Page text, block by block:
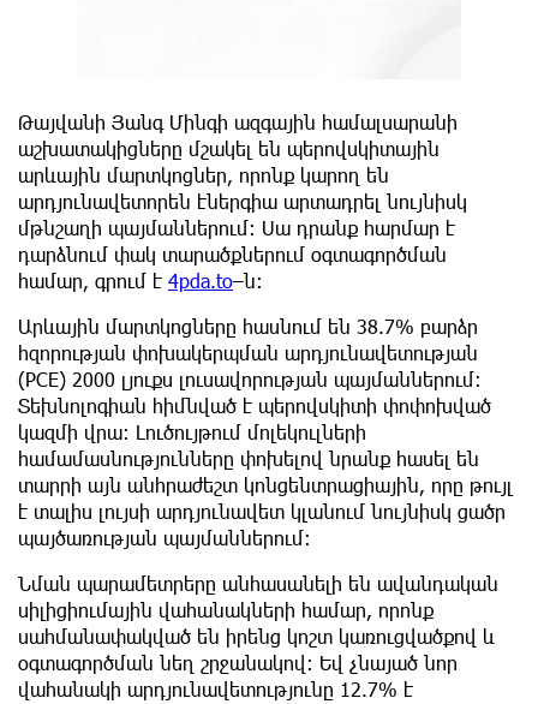
Թայվանի Յանգ Մինգի ազգային համալսարանի
աշխատակիցները մշակել են պերովսկիտային
արևային մարտկոցներ, որոնք կարող են
արդյունավետորեն էներգիա արտադրել նույնիսկ
մթնշաղի պայմաններում։ Սա դրանք հարմար է
դարձնում փակ տարածքներում օգտագործման
համար, գրում է 4pda.to–ն։
Արևային մարտկոցները հասնում են 38.7% բարձր
հզորության փոխակերպման արդյունավետության
(PCE) 2000 լյուքս լուսավորության պայմաններում։
Տեխնոլոգիան հիմնված է պերովսկիտի փոփոխված
կազմի վրա։ Լուծույթում մոլեկուլների
համամասնությունները փոխելով նրանք հասել են
տարրի այն անհրաժեշտ կոնցենտրացիային, որը թույլ
է տալիս լույսի արդյունավետ կլանում նույնիսկ ցածր
պայծառության պայմաններում։
Նման պարամետրերը անհասանելի են ավանդական
սիլիցիումային վահանակների համար, որոնք
սահմանափակված են իրենց կոշտ կառուցվածքով և
օգտագործման նեղ շրջանակով։ Եվ չնայած նոր
վահանակի արդյունավետությունը 12.7% է